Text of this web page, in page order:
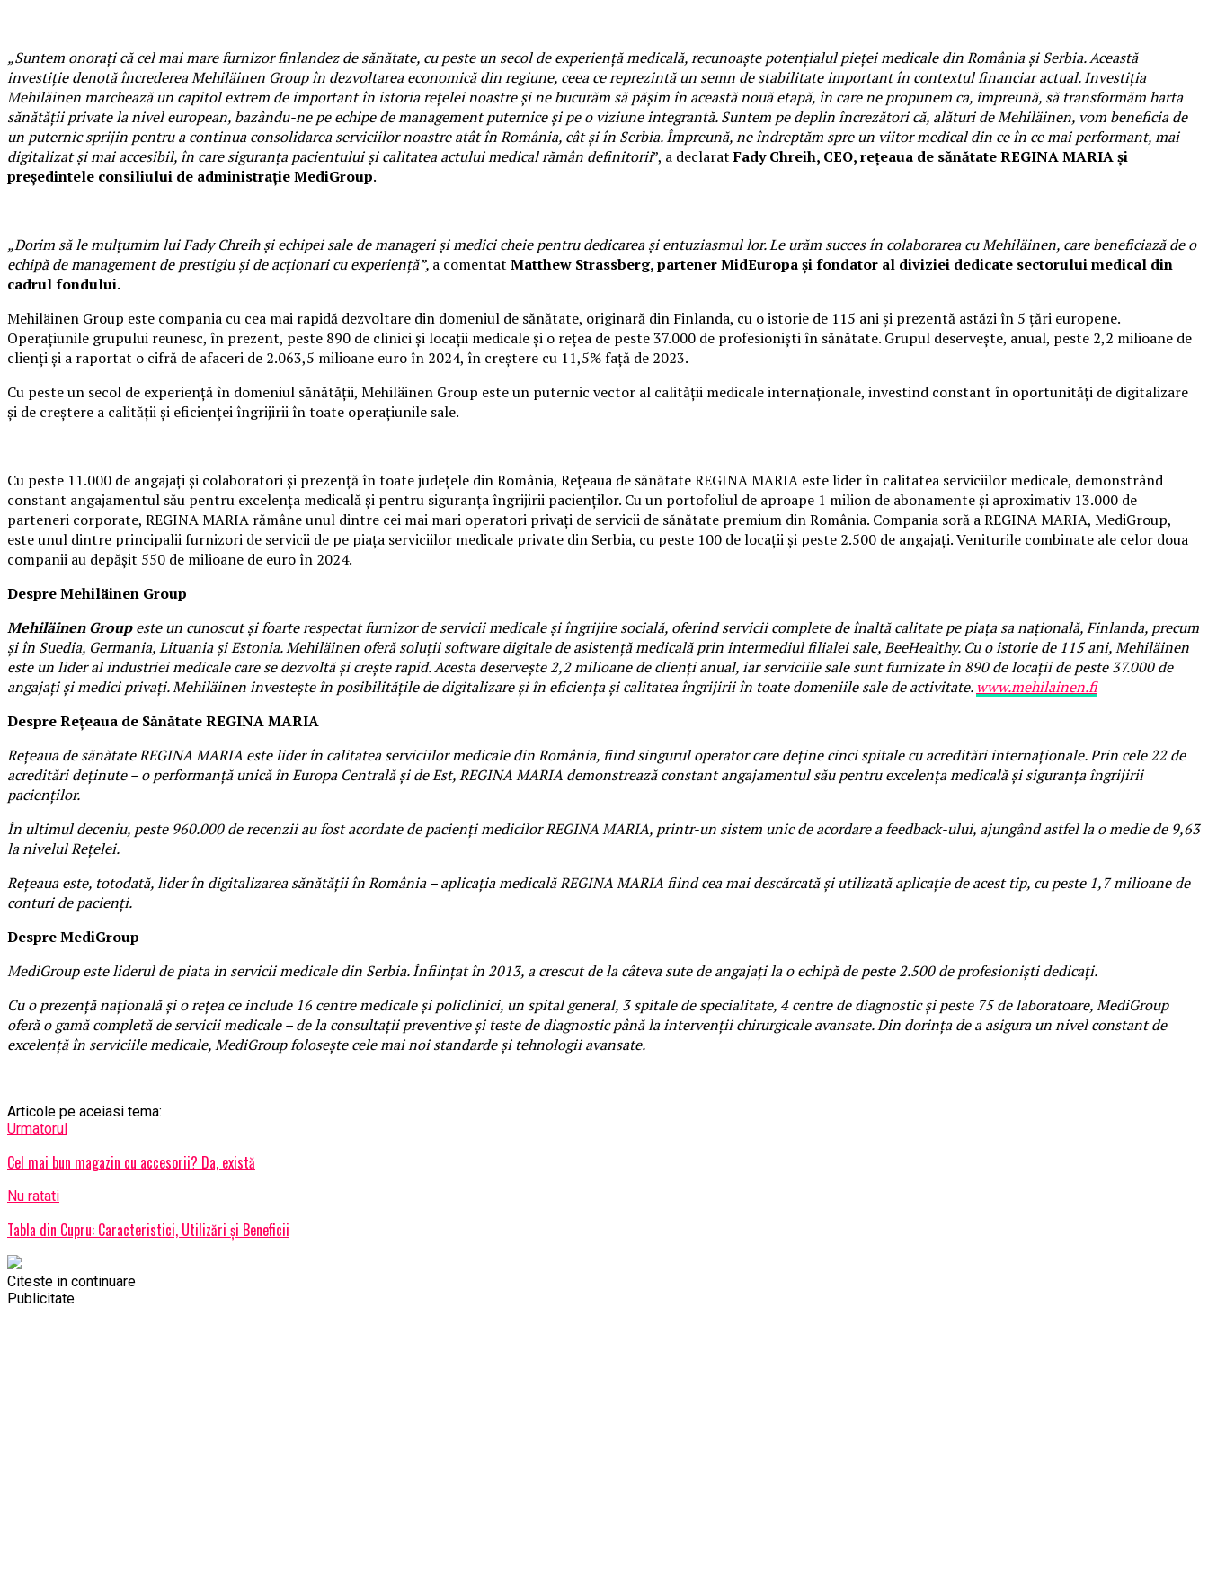
„Suntem onorați că cel mai mare furnizor finlandez de sănătate, cu peste un secol de experiență medicală, recunoaște potențialul pieței medicale din România și Serbia. Această
investiție denotă încrederea Mehiläinen Group în dezvoltarea economică din regiune, ceea ce reprezintă un semn de stabilitate important în contextul financiar actual. Investiția
Mehiläinen marchează un capitol extrem de important în istoria rețelei noastre și ne bucurăm să pășim în această nouă etapă, în care ne propunem ca, împreună, să transformăm harta
sănătății private la nivel european, bazându-ne pe echipe de management puternice și pe o viziune integrantă. Suntem pe deplin încrezători că, alături de Mehiläinen, vom beneficia de
un puternic sprijin pentru a continua consolidarea serviciilor noastre atât în România, cât și în Serbia. Împreună, ne îndreptăm spre un viitor medical din ce în ce mai performant, mai
digitalizat și mai accesibil, în care siguranța pacientului și calitatea actului medical rămân definitorii”, a declaratFady Chreih, CEO, rețeaua de sănătate REGINA MARIA și
președintele consiliului de administrație MediGroup.
„Dorim să le mulțumim lui Fady Chreih și echipei sale de manageri și medici cheie pentru dedicarea și entuziasmul lor. Le urăm succes în colaborarea cu Mehiläinen, care beneficiază de o
echipă de management de prestigiu și de acționari cu experiență”, a comentat Matthew Strassberg, partener MidEuropa și fondator al diviziei dedicate sectorului medical din
cadrul fondului.
Mehiläinen Group este compania cu cea mai rapidă dezvoltare din domeniul de sănătate, originară din Finlanda, cu o istorie de 115 ani și prezentă astăzi în 5 țări europene.
Operațiunile grupului reunesc, în prezent, peste 890 de clinici și locații medicale și o rețea de peste 37.000 de profesioniști în sănătate. Grupul deservește, anual, peste 2,2 milioane de
clienți și a raportat o cifră de afaceri de 2.063,5 milioane euro în 2024, în creștere cu 11,5% față de 2023.
Cu peste un secol de experiență în domeniul sănătății, Mehiläinen Group este un puternic vector al calității medicale internaționale, investind constant în oportunități de digitalizare
și de creștere a calității și eficienței îngrijirii în toate operațiunile sale.
Cu peste 11.000 de angajați și colaboratori și prezență în toate județele din România, Rețeaua de sănătate REGINA MARIA este lider în calitatea serviciilor medicale, demonstrând
constant angajamentul său pentru excelența medicală și pentru siguranța îngrijirii pacienților. Cu un portofoliul de aproape 1 milion de abonamente și aproximativ 13.000 de
parteneri corporate, REGINA MARIA rămâne unul dintre cei mai mari operatori privați de servicii de sănătate premium din România. Compania soră a REGINA MARIA, MediGroup,
este unul dintre principalii furnizori de servicii de pe piața serviciilor medicale private din Serbia, cu peste 100 de locații și peste 2.500 de angajați. Veniturile combinate ale celor doua
companii au depășit 550 de milioane de euro în 2024.
Despre Mehiläinen Group
Mehiläinen Groupeste un cunoscut și foarte respectat furnizor de servicii medicale și îngrijire socială, oferind servicii complete de înaltă calitate pe piața sa națională, Finlanda, precum
și în Suedia, Germania, Lituania și Estonia. Mehiläinen oferă soluții software digitale de asistență medicală prin intermediul filialei sale, BeeHealthy. Cu o istorie de 115 ani, Mehiläinen
este un lider al industriei medicale care se dezvoltă și crește rapid. Acesta deservește 2,2 milioane de clienți anual, iar serviciile sale sunt furnizate în 890 de locații de peste 37.000 de
angajați și medici privați. Mehiläinen investește în posibilitățile de digitalizare și în eficiența și calitatea îngrijirii în toate domeniile sale de activitate.www.mehilainen.fi
Despre Rețeaua de Sănătate REGINA MARIA
Rețeaua de sănătate REGINA MARIA este lider în calitatea serviciilor medicale din România, fiind singurul operator care deține cinci spitale cu acreditări internaționale. Prin cele 22 de
acreditări deținute – o performanță unică în Europa Centrală și de Est, REGINA MARIA demonstrează constant angajamentul său pentru excelența medicală și siguranța îngrijirii
pacienților.
În ultimul deceniu, peste 960.000 de recenzii au fost acordate de pacienți medicilor REGINA MARIA, printr-un sistem unic de acordare a feedback-ului, ajungând astfel la o medie de 9,63
la nivelul Rețelei.
Rețeaua este, totodată, lider în digitalizarea sănătății în România – aplicația medicală REGINA MARIA fiind cea mai descărcată și utilizată aplicație de acest tip, cu peste 1,7 milioane de
conturi de pacienți.
DespreMediGroup
MediGroup este liderul de piata in servicii medicale din Serbia. Înființat în 2013, a crescut de la câteva sute de angajați la o echipă de peste 2.500 de profesioniști dedicați.
Cu o prezență națională și o rețea ce include 16 centre medicale și policlinici, un spital general, 3 spitale de specialitate, 4 centre de diagnostic și peste 75 de laboratoare, MediGroup
oferă o gamă completă de servicii medicale – de la consultații preventive și teste de diagnostic până la intervenții chirurgicale avansate. Din dorința de a asigura un nivel constant de
excelență în serviciile medicale, MediGroup folosește cele mai noi standarde și tehnologii avansate.
Articole pe aceiasi tema:
Urmatorul
Cel mai bun magazin cu accesorii? Da, există
Nu ratati
Tabla din Cupru: Caracteristici, Utilizări și Beneficii
Citeste in continuare
Publicitate